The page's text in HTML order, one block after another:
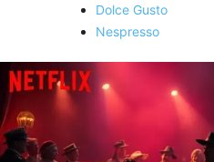
Dolce Gusto
Nespresso